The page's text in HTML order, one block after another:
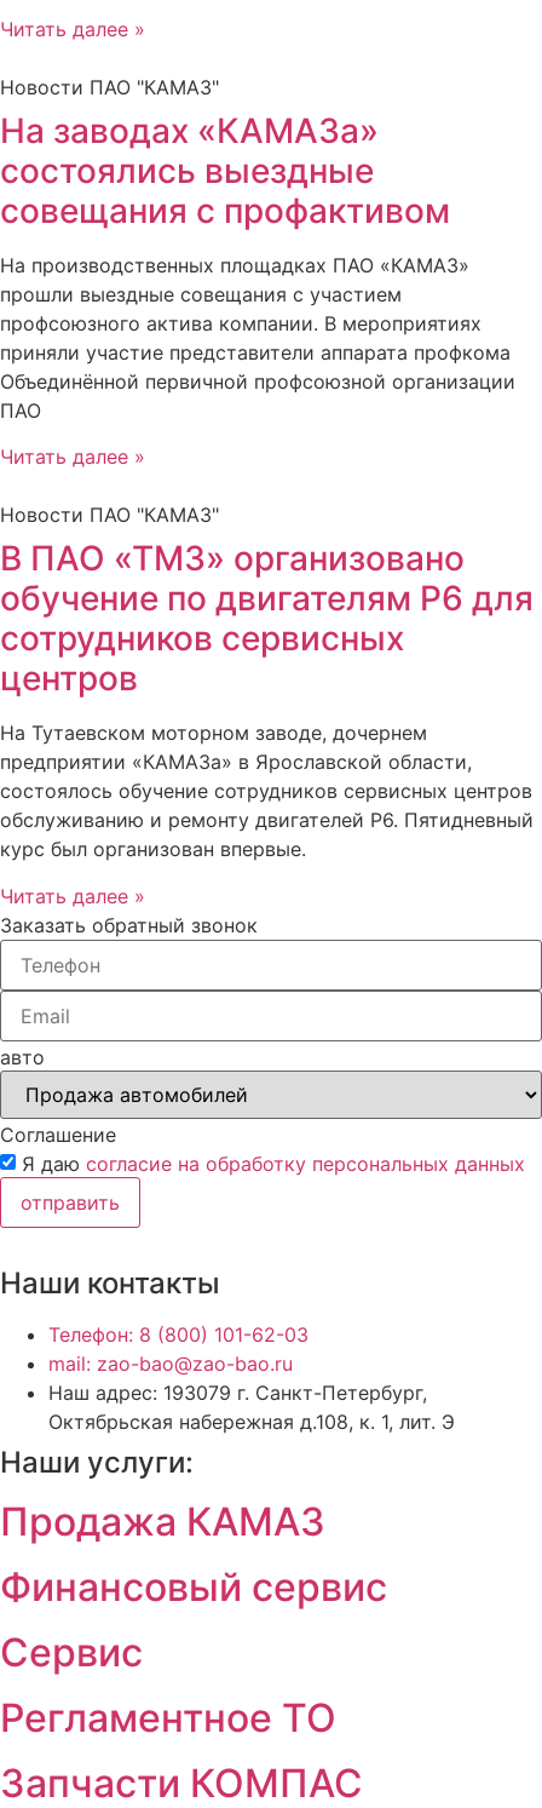
Читать далее »
Новости ПАО "КАМАЗ"
На заводах «КАМАЗа»
состоялись выездные
совещания с профактивом
На производственных площадках ПАО «КАМАЗ»
прошли выездные совещания с участием
профсоюзного актива компании. В мероприятиях
приняли участие представители аппарата профкома
Объединённой первичной профсоюзной организации
ПАО
Читать далее »
Новости ПАО "КАМАЗ"
В ПАО «ТМЗ» организовано
обучение по двигателям Р6 для
сотрудников сервисных
центров
На Тутаевском моторном заводе, дочернем
предприятии «КАМАЗа» в Ярославской области,
состоялось обучение сотрудников сервисных центров
обслуживанию и ремонту двигателей Р6. Пятидневный
курс был организован впервые.
Читать далее »
Заказать обратный звонок
авто
Соглашение
Я даю согласие на обработку персональных данных
отправить
Наши контакты
Телефон: 8 (800) 101-62-03
mail: zao-bao@zao-bao.ru
Наш адрес: 193079 г. Санкт-Петербург,
Октябрьская набережная д.108, к. 1, лит. Э
Наши услуги:
Продажа КАМАЗ
Финансовый сервис
Сервис
Регламентное ТО
Запчасти КОМПАС